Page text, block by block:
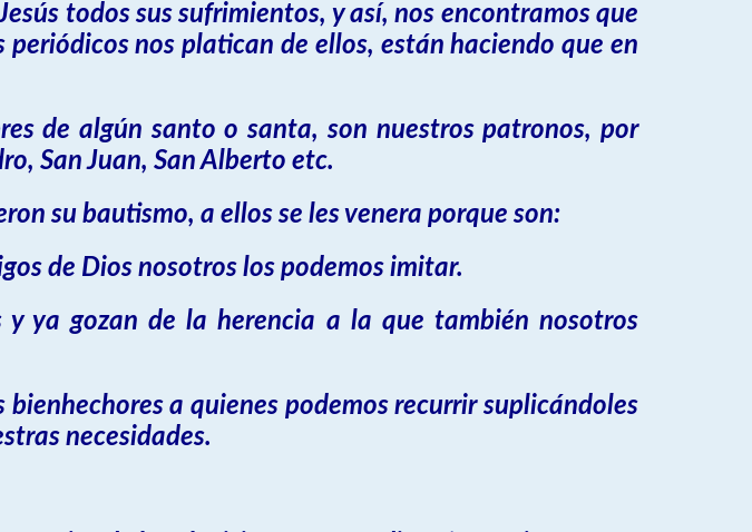
todos sus sufrimientos, y así, nos encontramos que
nos platican de ellos, están haciendo que en
de algún santo o santa, son nuestros patronos, por
San Juan, San Alberto etc.
su bautismo, a ellos se les venera porque son:
de Dios nosotros los podemos imitar.
ya gozan de la herencia a la que también nosotros
a quienes podemos recurrir suplicándoles
necesidades.